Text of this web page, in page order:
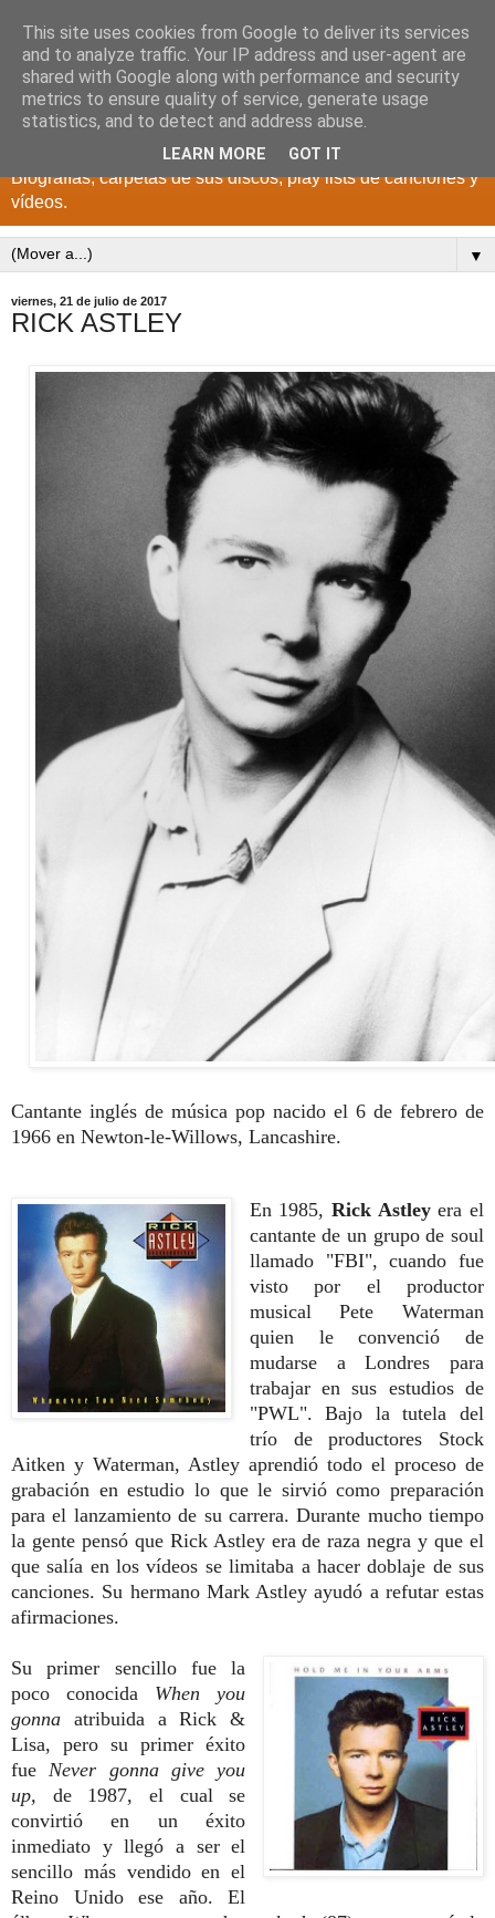
DISCOS PARA EL
RECUERDO
CANTANTES Y GRUPOS DE LOS AÑOS 1950 a 2022.
Biografías, carpetas de sus discos, play lists de canciones y
vídeos.
▼
viernes, 21 de julio de 2017
RICK ASTLEY
Cantante inglés de música pop nacido el 6 de febrero de
1966 en Newton-le-Willows, Lancashire.
En 1985,Rick Astleyera el
cantante de un grupo de soul
llamado "FBI", cuando fue
visto por el productor
musical Pete Waterman
quien le convenció de
mudarse a Londres para
trabajar en sus estudios de
"PWL". Bajo la tutela del
trío de productores Stock
Aitken y Waterman, Astley aprendió todo el proceso de
grabación en estudio lo que le sirvió como preparación
para el lanzamiento de su carrera. Durante mucho tiempo
la gente pensó que Rick Astley era de raza negra y que el
que salía en los vídeos se limitaba a hacer doblaje de sus
canciones. Su hermano Mark Astley ayudó a refutar estas
afirmaciones.
Su primer sencillo fue la
poco conocida When you
gonna atribuida a Rick &
Lisa, pero su primer éxito
fueNever gonna give you
up, de 1987, el cual se
convirtió en un éxito
inmediato y llegó a ser el
sencillo más vendido en el
Reino Unido ese año. El
This site uses cookies from Google to deliver its services
and to analyze traffic. Your IP address and user-agent are
shared with Google along with performance and security
metrics to ensure quality of service, generate usage
statistics, and to detect and address abuse.
LEARN MORE GOT IT